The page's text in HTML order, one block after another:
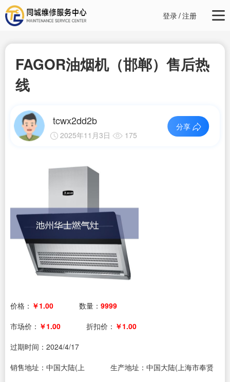
登录/注册
FAGOR油烟机（邯郸）售后热
线
tcwx2dd2b
2025年11月3日 175
分享
价格： ￥1.00 数量： 9999
市场价： ￥1.00 折扣价： ￥1.00
过期时间： 2024/4/17
销售地址：中国大陆(上
生产地址：中国大陆(上海市奉贤